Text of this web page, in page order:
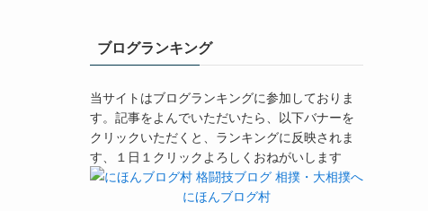
ブログランキング
当サイトはブログランキングに参加しておりま
す。記事をよんでいただいたら、以下バナーを
クリックいただくと、ランキングに反映されま
す、１日１クリックよろしくおねがいします
にほんブログ村